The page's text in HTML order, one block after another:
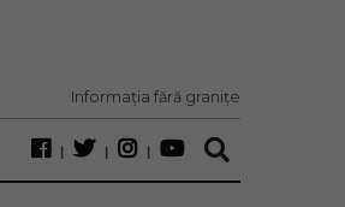
Informația fără granițe